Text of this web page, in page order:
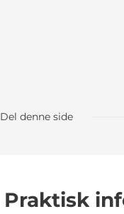
Del denne side
Praktisk